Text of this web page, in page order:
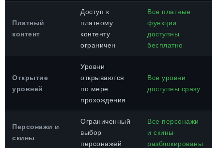
Платный
контент
Доступ к
платному
контенту
ограничен
Все платные
функции
доступны
бесплатно
Открытие
уровней
Уровни
открываются
по мере
прохождения
Все уровни
доступны сразу
Персонажи и
скины
Ограниченный
выбор
персонажей
Все персонажи
и скины
разблокированы